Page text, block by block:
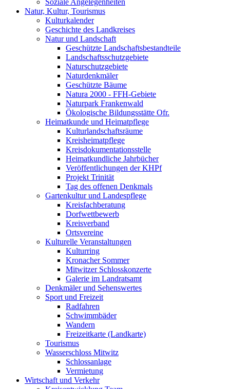
Soziale Angelegenheiten
Natur, Kultur, Tourismus
Kulturkalender
Geschichte des Landkreises
Natur und Landschaft
Geschützte Landschaftsbestandteile
Landschaftsschutzgebiete
Naturschutzgebiete
Naturdenkmäler
Geschützte Bäume
Natura 2000 - FFH-Gebiete
Naturpark Frankenwald
Ökologische Bildungsstätte Ofr.
Heimatkunde und Heimatpflege
Kulturlandschaftsräume
Kreisheimatpflege
Kreisdokumentationsstelle
Heimatkundliche Jahrbücher
Veröffentlichungen der KHPf
Projekt Trinität
Tag des offenen Denkmals
Gartenkultur und Landespflege
Kreisfachberatung
Dorfwettbewerb
Kreisverband
Ortsvereine
Kulturelle Veranstaltungen
Kulturring
Kronacher Sommer
Mitwitzer Schlosskonzerte
Galerie im Landratsamt
Denkmäler und Sehenswertes
Sport und Freizeit
Radfahren
Schwimmbäder
Wandern
Freizeitkarte (Landkarte)
Tourismus
Wasserschloss Mitwitz
Schlossanlage
Vermietung
Wirtschaft und Verkehr